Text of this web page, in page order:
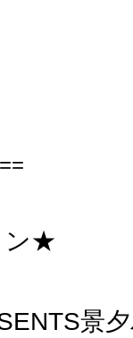
ン★
景